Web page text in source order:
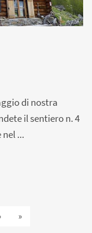
di nostra
il sentiero n. 4
...
› »